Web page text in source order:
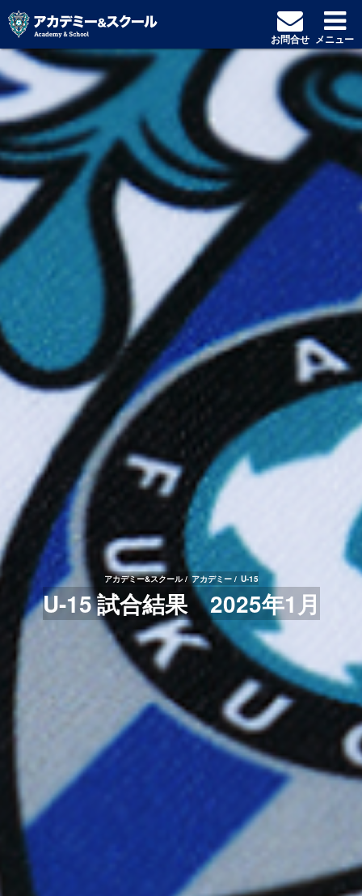
アカデミー&スクール アカデミー U-15
U-15 試合結果 2025年1月
お問合せ メニュー